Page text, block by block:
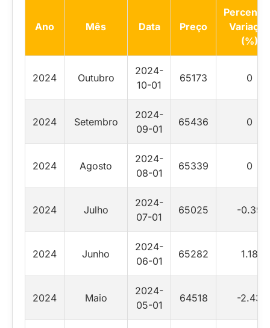
Ano Mês Data Preço
Variação
(%)
2024 Outubro
2024-
10-01
65173 0
2024 Setembro
2024-
09-01
65436 0
2024 Agosto
2024-
08-01
65339 0
2024 Julho
2024-
07-01
65025 -0.39
2024 Junho
2024-
06-01
65282 1.18
2024 Maio
2024-
05-01
64518 -2.43